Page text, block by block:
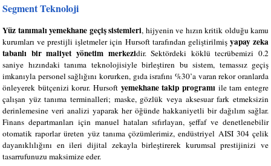
Segment Teknoloji
Yüz tanımalı yemekhane geçiş sistemleri, hijyenin ve hızın kritik olduğu kamu
kurumları ve prestijli işletmeler için Hursoft tarafından geliştirilmiş yapay zeka
tabanlı bir maliyet yönetim merkezidir. Sektördeki köklü tecrübemizi 0.2
saniye hızındaki tanıma teknolojisiyle birleştiren bu sistem, temassız geçiş
imkanıyla personel sağlığını korurken, gıda israfını %30’a varan rekor oranlarda
önleyerek bütçenizi korur. Hursoft yemekhane takip programı ile tam entegre
çalışan yüz tanıma terminalleri; maske, gözlük veya aksesuar fark etmeksizin
derinlemesine veri analizi yaparak her öğünde hakkaniyetli bir dağılım sağlar.
Finans departmanları için manuel hataları sıfırlayan, şeffaf ve denetlenebilir
otomatik raporlar üreten yüz tanıma çözümlerimiz, endüstriyel AISI 304 çelik
dayanıklılığını en ileri dijital zekayla birleştirerek kurumsal prestijinizi ve
tasarrufunuzu maksimize eder.